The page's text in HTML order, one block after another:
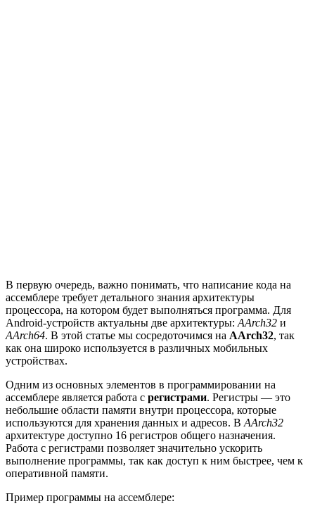
В первую очередь, важно понимать, что написание кода на
ассемблере требует детального знания архитектуры
процессора, на котором будет выполняться программа. Для
Android-устройств актуальны две архитектуры: AArch32 и
AArch64. В этой статье мы сосредоточимся на AArch32, так
как она широко используется в различных мобильных
устройствах.
Одним из основных элементов в программировании на
ассемблере является работа с регистрами. Регистры — это
небольшие области памяти внутри процессора, которые
используются для хранения данных и адресов. В AArch32
архитектуре доступно 16 регистров общего назначения.
Работа с регистрами позволяет значительно ускорить
выполнение программы, так как доступ к ним быстрее, чем к
оперативной памяти.
Пример программы на ассемблере: